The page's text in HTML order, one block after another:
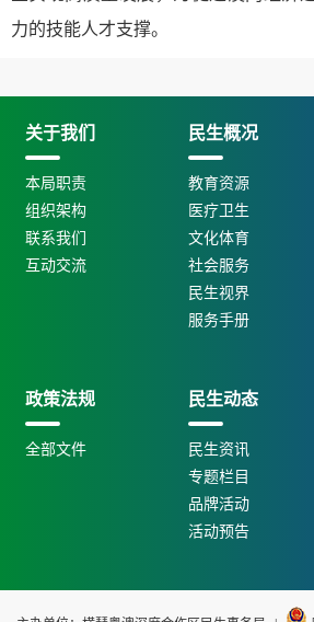
力的技能人才支撑。
关于我们
本局职责
组织架构
联系我们
互动交流
民生概况
教育资源
医疗卫生
文化体育
社会服务
民生视界
服务手册
政策法规
全部文件
民生动态
民生资讯
专题栏目
品牌活动
活动预告